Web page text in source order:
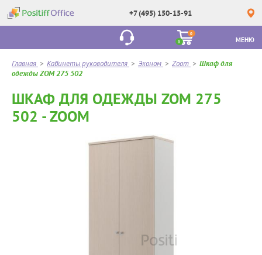
+7 (495) 150-15-91
0
0
МЕНЮ
Главная > Кабинеты руководителя > Эконом > Zoom > Шкаф для
одежды ZOM 275 502
ШКАФ ДЛЯ ОДЕЖДЫ ZOM 275
502 - ZOOM